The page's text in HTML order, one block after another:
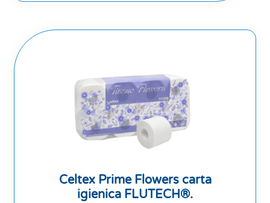
Celtex Prime Flowers carta
igienica FLUTECH®.